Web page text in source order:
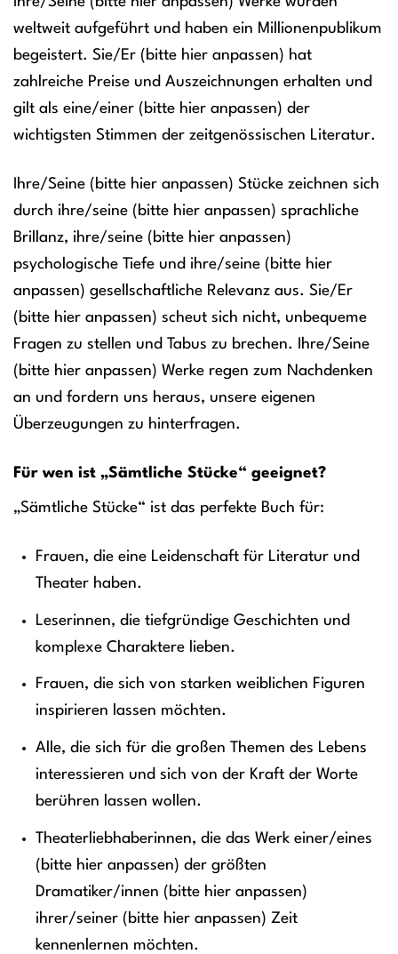
weltweit aufgeführt und haben ein Millionenpublikum
begeistert. Sie/Er (bitte hier anpassen) hat
zahlreiche Preise und Auszeichnungen erhalten und
gilt als eine/einer (bitte hier anpassen) der
wichtigsten Stimmen der zeitgenössischen Literatur.
Ihre/Seine (bitte hier anpassen) Stücke zeichnen sich
durch ihre/seine (bitte hier anpassen) sprachliche
Brillanz, ihre/seine (bitte hier anpassen)
psychologische Tiefe und ihre/seine (bitte hier
anpassen) gesellschaftliche Relevanz aus. Sie/Er
(bitte hier anpassen) scheut sich nicht, unbequeme
Fragen zu stellen und Tabus zu brechen. Ihre/Seine
(bitte hier anpassen) Werke regen zum Nachdenken
an und fordern uns heraus, unsere eigenen
Überzeugungen zu hinterfragen.
Für wen ist „Sämtliche Stücke“ geeignet?
„Sämtliche Stücke“ ist das perfekte Buch für:
Frauen, die eine Leidenschaft für Literatur und
Theater haben.
Leserinnen, die tiefgründige Geschichten und
komplexe Charaktere lieben.
Frauen, die sich von starken weiblichen Figuren
inspirieren lassen möchten.
Alle, die sich für die großen Themen des Lebens
interessieren und sich von der Kraft der Worte
berühren lassen wollen.
Theaterliebhaberinnen, die das Werk einer/eines
(bitte hier anpassen) der größten
Dramatiker/innen (bitte hier anpassen)
ihrer/seiner (bitte hier anpassen) Zeit
kennenlernen möchten.